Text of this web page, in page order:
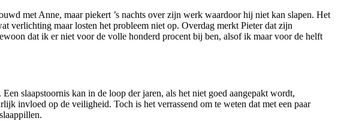
met Anne, maar piekert ’s nachts over zijn werk waardoor hij niet kan slapen. Het
verlichting maar losten het probleem niet op. Overdag merkt Pieter dat zijn
dat ik er niet voor de volle honderd procent bij ben, alsof ik maar voor de helft
slaapstoornis kan in de loop der jaren, als het niet goed aangepakt wordt,
invloed op de veiligheid. Toch is het verrassend om te weten dat met een paar